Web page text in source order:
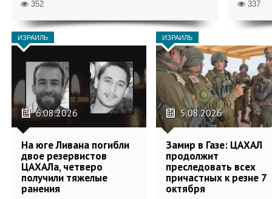
352 337
ИЗРАИЛЬ
6.08.2026
На юге Ливана погибли
двое резервистов
ЦАХАЛа, четверо
получили тяжелые
ранения
ИЗРАИЛЬ
5.08.2026
Замир в Газе: ЦАХАЛ
продолжит
преследовать всех
причастных к резне 7
октября